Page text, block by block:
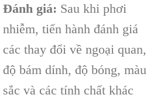
Đánh giá: Sau khi phơi
nhiễm, tiến hành đánh giá
các thay đổi về ngoại quan,
độ bám dính, độ bóng, màu
sắc và các tính chất khác